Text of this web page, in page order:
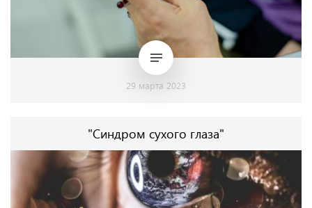
29 марта 2023
"Синдром сухого глаза"